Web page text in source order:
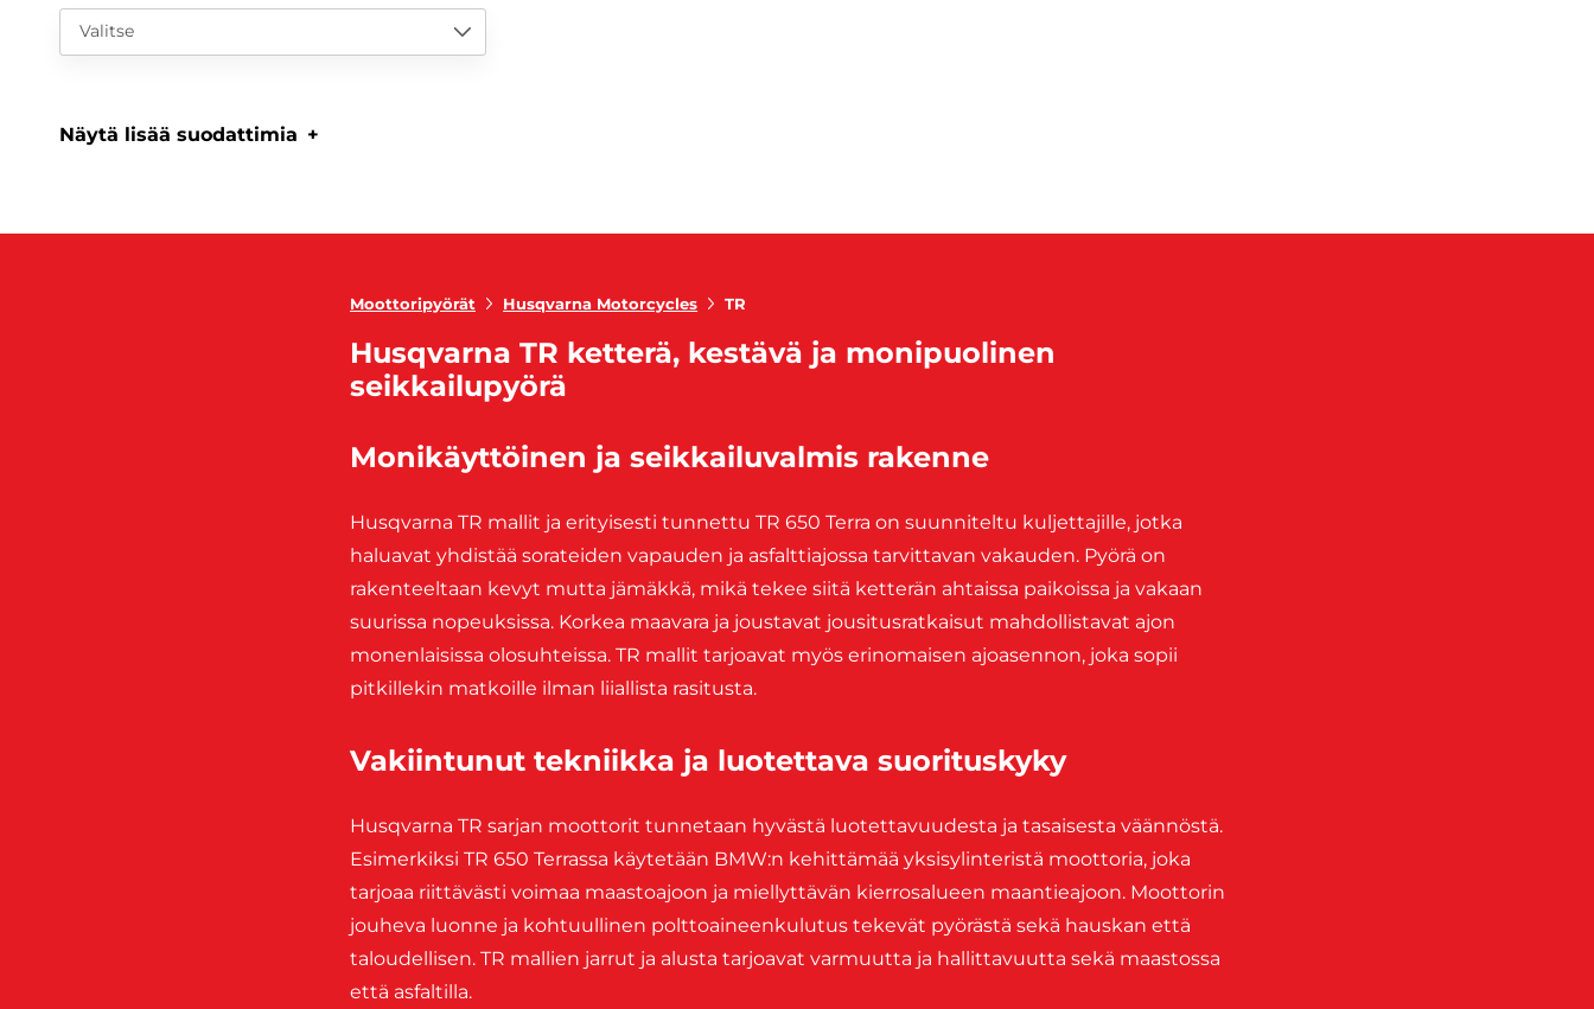
Valitse
Näytä lisää suodattimia
Moottoripyörät Husqvarna Motorcycles TR
Husqvarna TR ketterä, kestävä ja monipuolinen
seikkailupyörä
Monikäyttöinen ja seikkailuvalmis rakenne
Husqvarna TR mallit ja erityisesti tunnettu TR 650 Terra on suunniteltu kuljettajille, jotka
haluavat yhdistää sorateiden vapauden ja asfalttiajossa tarvittavan vakauden. Pyörä on
rakenteeltaan kevyt mutta jämäkkä, mikä tekee siitä ketterän ahtaissa paikoissa ja vakaan
suurissa nopeuksissa. Korkea maavara ja joustavat jousitusratkaisut mahdollistavat ajon
monenlaisissa olosuhteissa. TR mallit tarjoavat myös erinomaisen ajoasennon, joka sopii
pitkillekin matkoille ilman liiallista rasitusta.
Vakiintunut tekniikka ja luotettava suorituskyky
Husqvarna TR sarjan moottorit tunnetaan hyvästä luotettavuudesta ja tasaisesta väännöstä.
Esimerkiksi TR 650 Terrassa käytetään BMW:n kehittämää yksisylinteristä moottoria, joka
tarjoaa riittävästi voimaa maastoajoon ja miellyttävän kierrosalueen maantieajoon. Moottorin
jouheva luonne ja kohtuullinen polttoaineenkulutus tekevät pyörästä sekä hauskan että
taloudellisen. TR mallien jarrut ja alusta tarjoavat varmuutta ja hallittavuutta sekä maastossa
että asfaltilla.